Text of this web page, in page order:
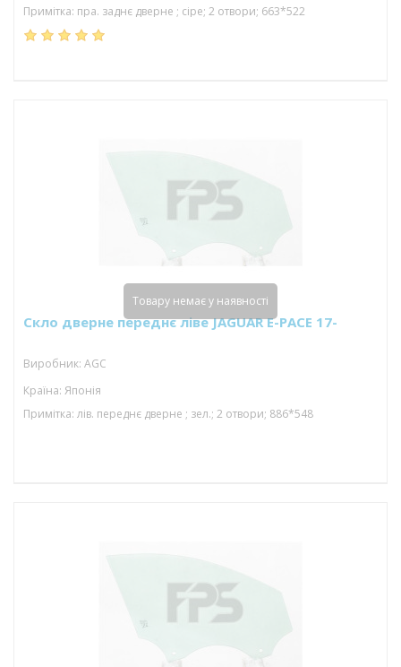
Примітка: пра. заднє дверне ; сіре; 2 отвори; 663*522
Скло дверне переднє ліве JAGUAR E-PACE 17-
Виробник: AGC
Країна: Японія
Примітка: лів. переднє дверне ; зел.; 2 отвори; 886*548
Товару немає у наявності